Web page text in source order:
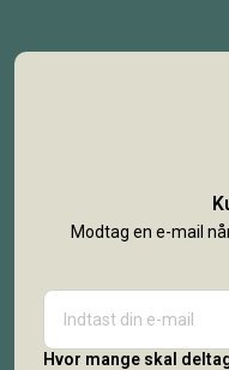
Modtag en e-mail
Hvor mange skal